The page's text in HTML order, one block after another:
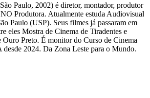
Paulo, 2002) é diretor, montador, produtor
Produtora. Atualmente estuda Audiovisual
Paulo (USP). Seus filmes já passaram em
eles Mostra de Cinema de Tiradentes e
Ouro Preto. É monitor do Curso de Cinema
2024. Da Zona Leste para o Mundo.